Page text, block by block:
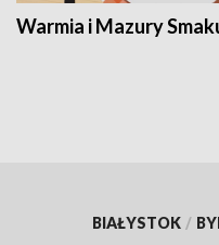
Warmia i Mazury
BIAŁYSTOK /